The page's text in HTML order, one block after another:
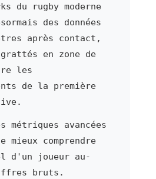
du rugby moderne
des données
après contact,
en zone de
les
de la première
métriques avancées
mieux comprendre
d'un joueur au-
bruts.